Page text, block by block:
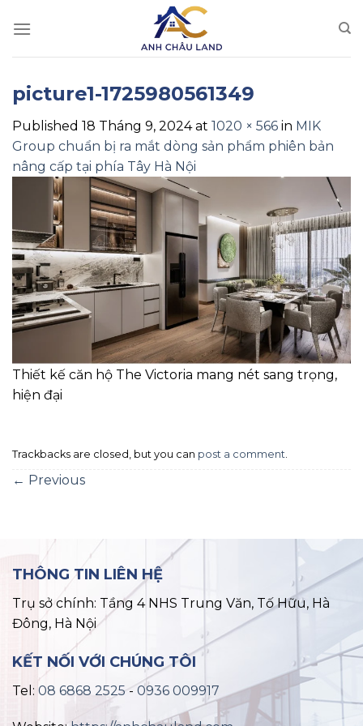
picture1-1725980561349
Published 18 Tháng 9, 2024at 1020 × 566 in MIK
Group chuẩn bị ra mắt dòng sản phẩm phiên bản
nâng cấp tại phía Tây Hà Nội
Thiết kế căn hộ The Victoria mang nét sang trọng,
hiện đại
Trackbacks are closed, but you can post a comment.
← Previous
THÔNG TIN LIÊN HỆ
Trụ sở chính: Tầng 4 NHS Trung Văn, Tố Hữu, Hà
Đông, Hà Nội
KẾT NỐI VỚI CHÚNG TÔI
Tel: 08 6868 2525-0936 009917